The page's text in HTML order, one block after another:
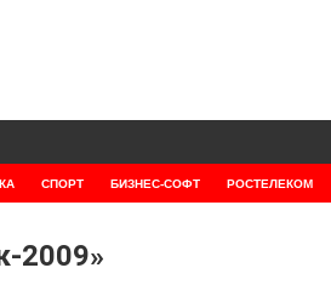
СПОРТ БИЗНЕС-СОФТ РОСТЕЛЕКОМ
2009»